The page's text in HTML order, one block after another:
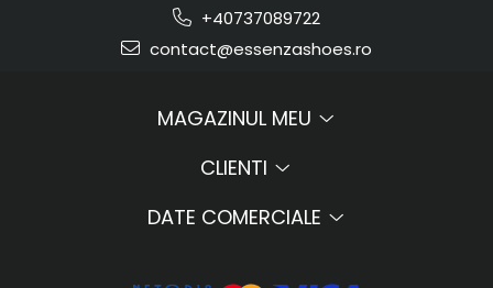
+40737089722
contact@essenzashoes.ro
MAGAZINUL MEU
CLIENTI
DATE COMERCIALE